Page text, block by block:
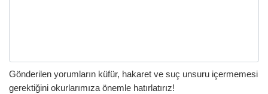
Gönderilen yorumların küfür, hakaret ve suç unsuru içermemesi
gerektiğini okurlarımıza önemle hatırlatırız!